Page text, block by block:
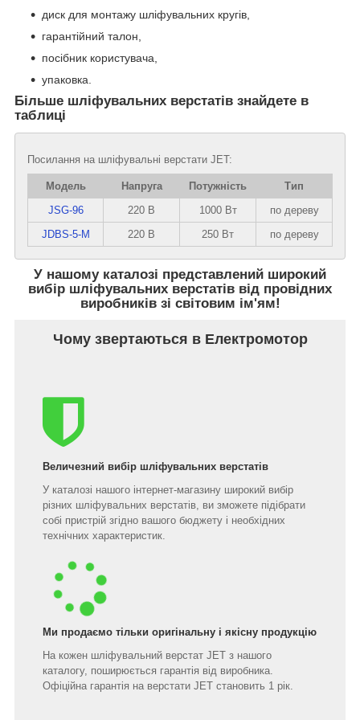
диск для монтажу шліфувальних кругів,
гарантійний талон,
посібник користувача,
упаковка.
Більше шліфувальних верстатів знайдете в
таблиці
Посилання на шліфувальні верстати JET:
Модель Напруга Потужність
Тип
JSG-96
220 В 1000 Вт
по дереву
JDBS-5-M
220 В 250 Вт по дереву
У нашому каталозі представлений широкий
вибір шліфувальних верстатів від провідних
виробників зі світовим ім'ям!
Чому звертаються в Електромотор
Величезний вибір шліфувальних верстатів
У каталозі нашого інтернет-магазину широкий вибір
різних шліфувальних верстатів, ви зможете підібрати
собі пристрій згідно вашого бюджету і необхідних
технічних характеристик.
Ми продаємо тільки оригінальну і якісну продукцію
На кожен шліфувальний верстат JET з нашого
каталогу, поширюється гарантія від виробника.
Офіційна гарантія на верстати JET становить 1 рік.